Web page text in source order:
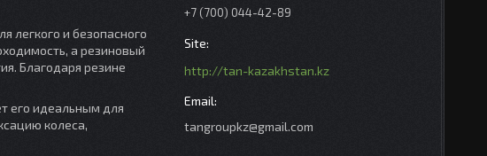
легкого и безопасного
а резиновый
Благодаря резине
его идеальным для
колеса,
+7 (700) 044-42-89
http://tan-kazakhstan.kz
tangroupkz@gmail.com